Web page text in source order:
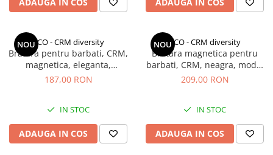
NOUCCO - CRM diversity
Bratara pentru barbati, CRM,
magnetica, eleganta,
ajustabila, silver, 20 cm
187,00 RON
IN STOC
ADAUGA IN COS
NOUCCO - CRM diversity
Bratara magnetica pentru
barbati, CRM, neagra, model
hexagonal, ajustabila, 20 cm
209,00 RON
IN STOC
ADAUGA IN COS